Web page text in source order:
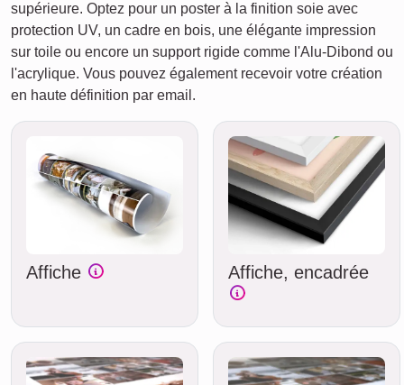
supérieure. Optez pour un poster à la finition soie avec
protection UV, un cadre en bois, une élégante impression
sur toile ou encore un support rigide comme l'Alu-Dibond ou
l'acrylique. Vous pouvez également recevoir votre création
en haute définition par email.
Affiche Affiche, encadrée